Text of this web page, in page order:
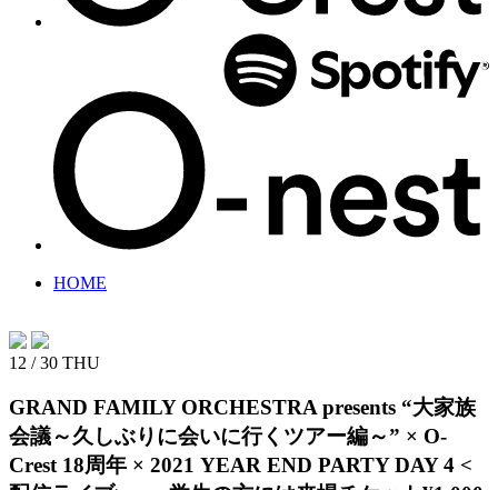
HOME
12 / 30 THU
GRAND FAMILY ORCHESTRA presents “大家族
会議～久しぶりに会いに行くツアー編～” × O-
Crest 18周年 × 2021 YEAR END PARTY DAY 4 <